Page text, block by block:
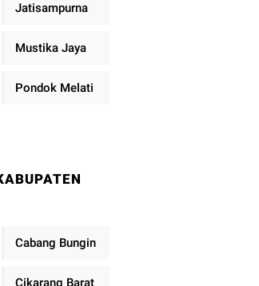
Jatisampurna
Mustika Jaya
Pondok Melati
Cabang Bungin